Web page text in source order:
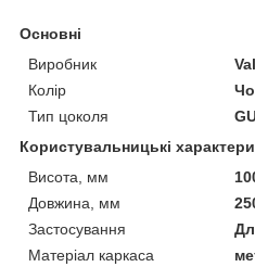
Основні
Виробник
Колір
Тип цоколя
Користувальницькі
Висота, мм
Довжина, мм
Застосування
Матеріал каркаса